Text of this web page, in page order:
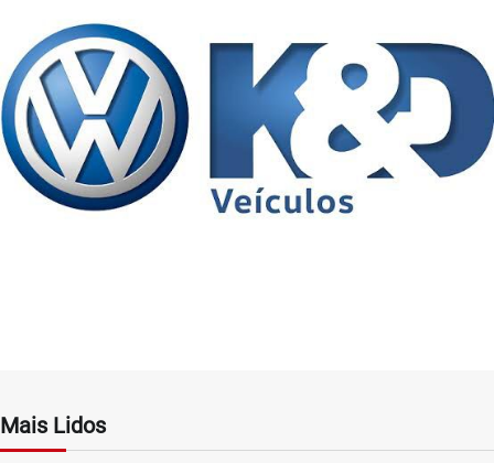
Mais Lidos